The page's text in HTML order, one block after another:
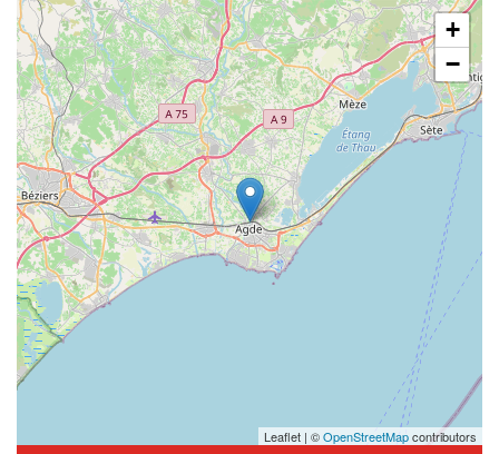
Geolocalisation
+
−
Leaflet | ©OpenStreetMapcontributors